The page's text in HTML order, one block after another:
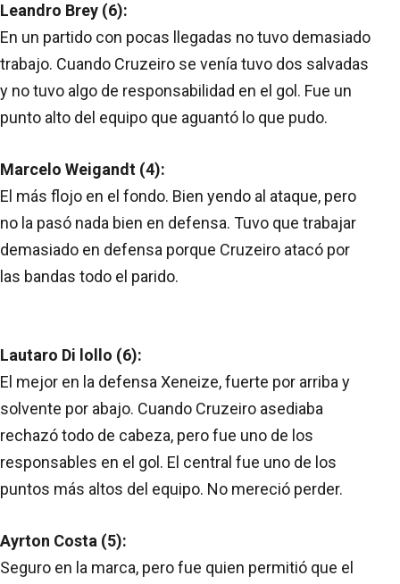
Leandro Brey (6):
En un partido con pocas llegadas no tuvo demasiado
trabajo. Cuando Cruzeiro se venía tuvo dos salvadas
y no tuvo algo de responsabilidad en el gol. Fue un
punto alto del equipo que aguantó lo que pudo.
Marcelo Weigandt (4):
El más flojo en el fondo. Bien yendo al ataque, pero
no la pasó nada bien en defensa. Tuvo que trabajar
demasiado en defensa porque Cruzeiro atacó por
las bandas todo el parido.
Lautaro Di lollo (6):
El mejor en la defensa Xeneize, fuerte por arriba y
solvente por abajo. Cuando Cruzeiro asediaba
rechazó todo de cabeza, pero fue uno de los
responsables en el gol. El central fue uno de los
puntos más altos del equipo. No mereció perder.
Ayrton Costa (5):
Seguro en la marca, pero fue quien permitió que el